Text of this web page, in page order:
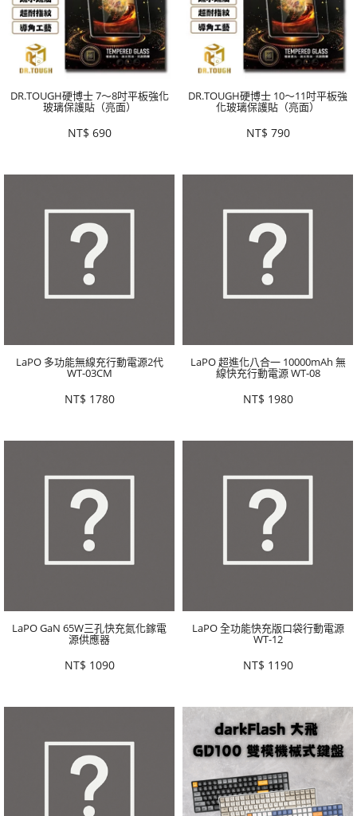
DR.TOUGH硬博士 7～8吋平板強化
玻璃保護貼（亮面）
NT$ 690
DR.TOUGH硬博士 10～11吋平板強
化玻璃保護貼（亮面）
NT$ 790
LaPO 多功能無線充行動電源2代
WT-03CM
NT$ 1780
LaPO 超進化八合一 10000mAh 無
線快充行動電源 WT-08
NT$ 1980
LaPO GaN 65W三孔快充氮化鎵電
源供應器
NT$ 1090
LaPO 全功能快充版口袋行動電源
WT-12
NT$ 1190